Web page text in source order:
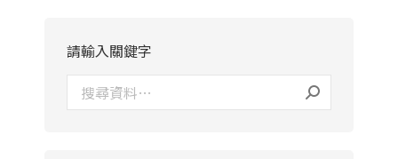
請輸入關鍵字